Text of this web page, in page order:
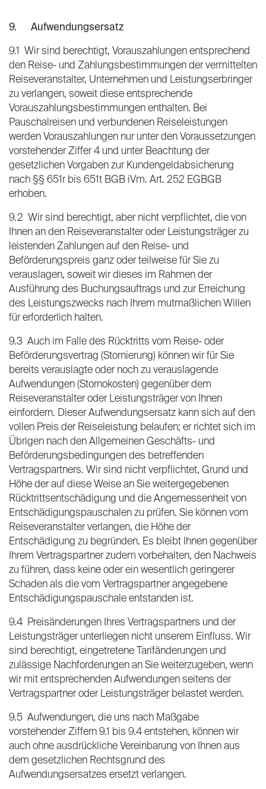
9. Aufwendungsersatz
9.1 Wir sind berechtigt, Vorauszahlungen entsprechend
den Reise- und Zahlungsbestimmungen der vermittelten
Reiseveranstalter, Unternehmen und Leistungserbringer
zu verlangen, soweit diese entsprechende
Vorauszahlungsbestimmungen enthalten. Bei
Pauschalreisen und verbundenen Reiseleistungen
werden Vorauszahlungen nur unter den Voraussetzungen
vorstehender Ziffer 4 und unter Beachtung der
gesetzlichen Vorgaben zur Kundengeldabsicherung
nach §§ 651r bis 651t BGB iVm. Art. 252 EGBGB
erhoben.
9.2 Wir sind berechtigt, aber nicht verpflichtet, die von
Ihnen an den Reiseveranstalter oder Leistungsträger zu
leistenden Zahlungen auf den Reise- und
Beförderungspreis ganz oder teilweise für Sie zu
verauslagen, soweit wir dieses im Rahmen der
Ausführung des Buchungsauftrags und zur Erreichung
des Leistungszwecks nach Ihrem mutmaßlichen Willen
für erforderlich halten.
9.3 Auch im Falle des Rücktritts vom Reise- oder
Beförderungsvertrag (Stornierung) können wir für Sie
bereits verauslagte oder noch zu verauslagende
Aufwendungen (Stornokosten) gegenüber dem
Reiseveranstalter oder Leistungsträger von Ihnen
einfordern. Dieser Aufwendungsersatz kann sich auf den
vollen Preis der Reiseleistung belaufen; er richtet sich im
Übrigen nach den Allgemeinen Geschäfts- und
Beförderungsbedingungen des betreffenden
Vertragspartners. Wir sind nicht verpflichtet, Grund und
Höhe der auf diese Weise an Sie weitergegebenen
Rücktrittsentschädigung und die Angemessenheit von
Entschädigungspauschalen zu prüfen. Sie können vom
Reiseveranstalter verlangen, die Höhe der
Entschädigung zu begründen. Es bleibt Ihnen gegenüber
Ihrem Vertragspartner zudem vorbehalten, den Nachweis
zu führen, dass keine oder ein wesentlich geringerer
Schaden als die vom Vertragspartner angegebene
Entschädigungspauschale entstanden ist.
9.4 Preisänderungen Ihres Vertragspartners und der
Leistungsträger unterliegen nicht unserem Einfluss. Wir
sind berechtigt, eingetretene Tarifänderungen und
zulässige Nachforderungen an Sie weiterzugeben, wenn
wir mit entsprechenden Aufwendungen seitens der
Vertragspartner oder Leistungsträger belastet werden.
9.5 Aufwendungen, die uns nach Maßgabe
vorstehender Ziffern 9.1 bis 9.4 entstehen, können wir
auch ohne ausdrückliche Vereinbarung von Ihnen aus
dem gesetzlichen Rechtsgrund des
Aufwendungsersatzes ersetzt verlangen.